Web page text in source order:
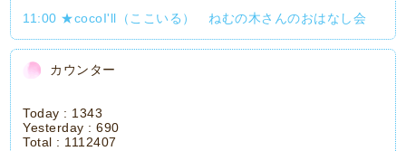
11:00 ★cocoI'll（ここいる） ねむの木さんのおはなし会
カウンター
Today : 1343
Yesterday :690
Total : 1112407